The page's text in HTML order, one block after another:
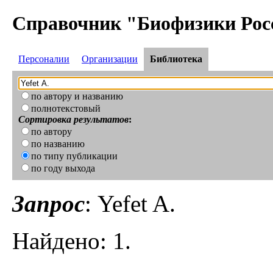
Справочник "Биофизики
Персоналии Организации Библиотека
по автору и названию
полнотекстовый
Сортировка результатов:
по автору
по названию
по типу публикации
по году выхода
Запрос: Yefet A.
Найдено: 1.